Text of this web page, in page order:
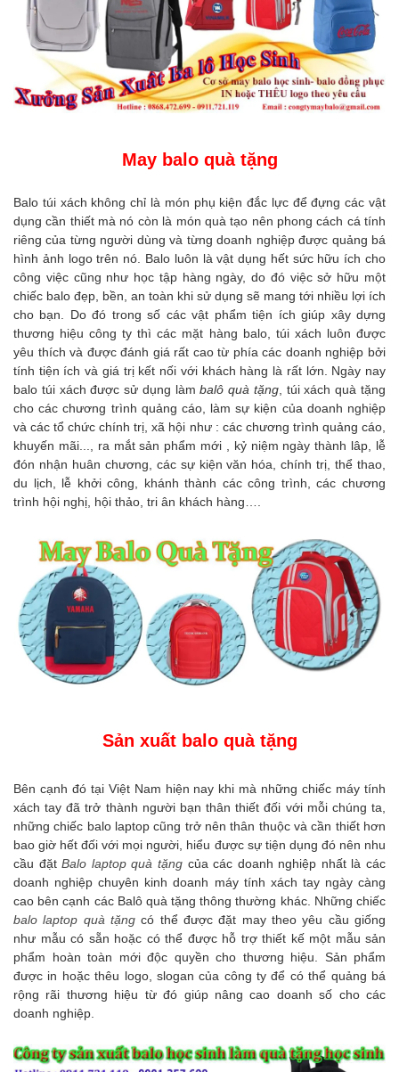
May balo quà tặng
Balo túi xách không chỉ là món phụ kiện đắc lực để đựng các vật
dụng cần thiết mà nó còn là món quà tạo nên phong cách cá tính
riêng của từng người dùng và từng doanh nghiệp được quảng bá
hình ảnh logo trên nó. Balo luôn là vật dụng hết sức hữu ích cho
công việc cũng như học tập hàng ngày, do đó việc sở hữu một
chiếc balo đẹp, bền, an toàn khi sử dụng sẽ mang tới nhiều lợi ích
cho bạn. Do đó trong số các vật phẩm tiện ích giúp xây dựng
thương hiệu công ty thì các mặt hàng balo, túi xách luôn được
yêu thích và được đánh giá rất cao từ phía các doanh nghiệp bởi
tính tiện ích và giá trị kết nối với khách hàng là rất lớn. Ngày nay
balo túi xách được sử dụng làmbalô quà tặng, túi xách quà tặng
cho các chương trình quảng cáo, làm sự kiện của doanh nghiệp
và các tổ chức chính trị, xã hội như : các chương trình quảng cáo,
khuyến mãi..., ra mắt sản phẩm mới , kỷ niệm ngày thành lâp, lễ
đón nhận huân chương, các sự kiện văn hóa, chính trị, thể thao,
du lịch, lễ khởi công, khánh thành các công trình, các chương
trình hội nghị, hội thảo, tri ân khách hàng….
Sản xuất balo quà tặng
Bên cạnh đó tại Việt Nam hiện nay khi mà những chiếc máy tính
xách tay đã trở thành người bạn thân thiết đối với mỗi chúng ta,
những chiếc balo laptop cũng trở nên thân thuộc và cần thiết hơn
bao giờ hết đối với mọi người, hiểu được sự tiện dụng đó nên nhu
cầu đặtBalo laptop quà tặng của các doanh nghiệp nhất là các
doanh nghiệp chuyên kinh doanh máy tính xách tay ngày càng
cao bên cạnh các Balô quà tặng thông thường khác. Những chiếc
balo laptop quà tặng có thể được đặt may theo yêu cầu giống
như mẫu có sẵn hoặc có thể được hỗ trợ thiết kế một mẫu sản
phẩm hoàn toàn mới độc quyền cho thương hiệu. Sản phẩm
được in hoặc thêu logo, slogan của công ty để có thể quảng bá
rộng rãi thương hiệu từ đó giúp nâng cao doanh số cho các
doanh nghiệp.